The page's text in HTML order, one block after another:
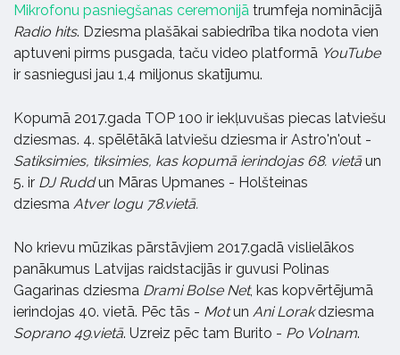
Mikrofonu pasniegšanas ceremonijā trumfeja nominācijā
Radio hits. Dziesma plašākai sabiedrība tika nodota vien
aptuveni pirms pusgada, taču video platformā YouTube
ir sasniegusi jau 1,4 miljonus skatījumu.
Kopumā 2017.gada TOP 100 ir iekļuvušas piecas latviešu
dziesmas. 4. spēlētākā latviešu dziesma ir Astro'n'out -
Satiksimies, tiksimies, kas kopumā ierindojas 68. vietā un
5. ir DJ Ruddun Māras Upmanes - Holšteinas
dziesma Atver logu 78.vietā.
No krievu mūzikas pārstāvjiem 2017.gadā vislielākos
panākumus Latvijas raidstacijās ir guvusi Polinas
Gagarinas dziesma Drami Bolse Net, kas kopvērtējumā
ierindojas 40. vietā. Pēc tās - Motun Ani Lorakdziesma
Soprano 49.vietā. Uzreiz pēc tam Burito - Po Volnam.